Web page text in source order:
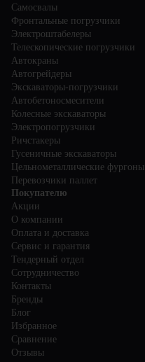
Самосвалы
Фронтальные погрузчики
Электроштабелеры
Телескопические погрузчики
Автокраны
Автогрейдеры
Экскаваторы-погрузчики
Автобетоносмесители
Колесные экскаваторы
Электропогрузчики
Ричстакеры
Гусеничные экскаваторы
Цельнометаллические фургоны
Перевозчики паллет
Покупателю
Акции
О компании
Оплата и доставка
Сервис и гарантия
Тендерный отдел
Сотрудничество
Контакты
Бренды
Блог
Избранное
Сравнение
Отзывы